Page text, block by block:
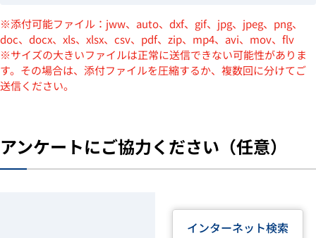
※添付可能ファイル：jww、auto、dxf、gif、jpg、jpeg、png、
doc、docx、xls、xlsx、csv、pdf、zip、mp4、avi、mov、flv
※サイズの大きいファイルは正常に送信できない可能性がありま
す。その場合は、添付ファイルを圧縮するか、複数回に分けてご
送信ください。
アンケートにご協力ください（任意）
インターネット検索